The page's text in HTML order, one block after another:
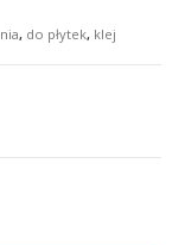
, do płytek, klej